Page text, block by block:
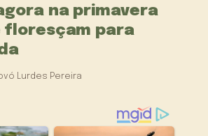
na primavera
floresçam para
Lurdes Pereira